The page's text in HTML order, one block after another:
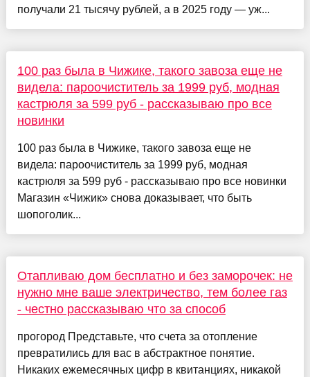
получали 21 тысячу рублей, а в 2025 году — уж...
100 раз была в Чижике, такого завоза еще не
видела: пароочиститель за 1999 руб, модная
кастрюля за 599 руб - рассказываю про все
новинки
100 раз была в Чижике, такого завоза еще не
видела: пароочиститель за 1999 руб, модная
кастрюля за 599 руб - рассказываю про все новинки
Магазин «Чижик» снова доказывает, что быть
шопоголик...
Отапливаю дом бесплатно и без заморочек: не
нужно мне ваше электричество, тем более газ
- честно рассказываю что за способ
прогород Представьте, что счета за отопление
превратились для вас в абстрактное понятие.
Никаких ежемесячных цифр в квитанциях, никакой